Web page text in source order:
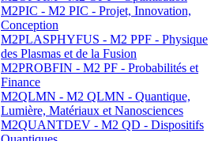
M2PIC - M2 PIC - Projet, Innovation,
Conception
M2PLASPHYFUS - M2 PPF - Physique
des Plasmas et de la Fusion
M2PROBFIN - M2 PF - Probabilités et
Finance
M2QLMN - M2 QLMN - Quantique,
Lumière, Matériaux et Nanosciences
M2QUANTDEV - M2 QD - Dispositifs